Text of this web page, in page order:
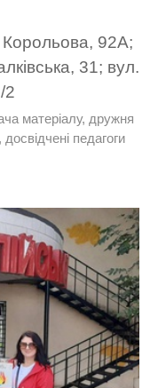
Корольова, 92А;
31; вул.
2
матеріалу, дружня
педагоги